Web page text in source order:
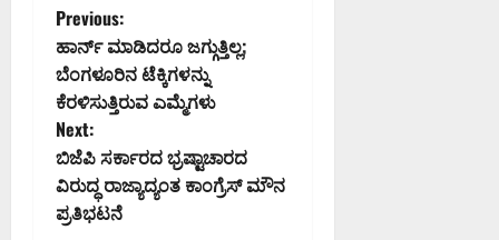
P
o
s
t
n
Previous:
ಹಾರ್ನ್ ಮಾಡಿದರೂ ಜಗ್ಗುತ್ತಿಲ್ಲ;
ಬೆಂಗಳೂರಿನ ಟೆಕ್ಕಿಗಳನ್ನು
ಕೆರಳಿಸುತ್ತಿರುವ ಎಮ್ಮೆಗಳು
Next:
ಬಿಜೆಪಿ ಸರ್ಕಾರದ ಭ್ರಷ್ಟಾಚಾರದ
ವಿರುದ್ಧ ರಾಜ್ಯಾದ್ಯಂತ ಕಾಂಗ್ರೆಸ್ ಮೌನ
ಪ್ರತಿಭಟನೆ